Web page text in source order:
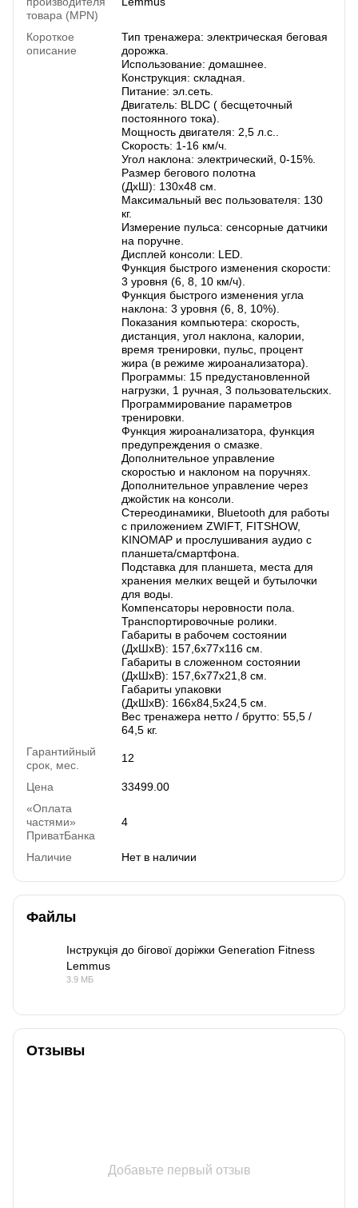
товара (MPN)
Короткое
описание
Тип тренажера: электрическая беговая
дорожка.
Использование: домашнее.
Конструкция: складная.
Питание: эл.сеть.
Двигатель: BLDC ( бесщеточный
постоянного тока).
Мощность двигателя: 2,5 л.с..
Скорость: 1-16 км/ч.
Угол наклона: электрический, 0-15%.
Размер бегового полотна
(ДхШ): 130х48 см.
Максимальный вес пользователя: 130
кг.
Измерение пульса: сенсорные датчики
на поручне.
Дисплей консоли: LED.
Функция быстрого изменения скорости:
3 уровня (6, 8, 10 км/ч).
Функция быстрого изменения угла
наклона: 3 уровня (6, 8, 10%).
Показания компьютера: скорость,
дистанция, угол наклона, калории,
время тренировки, пульс, процент
жира (в режиме жироанализатора).
Программы: 15 предустановленной
нагрузки, 1 ручная, 3 пользовательских.
Программирование параметров
тренировки.
Функция жироанализатора, функция
предупреждения о смазке.
Дополнительное управление
скоростью и наклоном на поручнях.
Дополнительное управление через
джойстик на консоли.
Стереодинамики, Bluetooth для работы
с приложением ZWIFT, FITSHOW,
KINOMAP и прослушивания аудио с
планшета/смартфона.
Подставка для планшета, места для
хранения мелких вещей и бутылочки
для воды.
Компенсаторы неровности пола.
Транспортировочные ролики.
Габариты в рабочем состоянии
(ДхШхВ): 157,6х77х116 см.
Габариты в сложенном состоянии
(ДхШхВ): 157,6х77х21,8 см.
Габариты упаковки
(ДхШхВ): 166х84,5х24,5 см.
Вес тренажера нетто / брутто: 55,5 /
64,5 кг.
Гарантийный
срок, мес.
12
Цена
33499.00
«Оплата
частями»
ПриватБанка
4
Наличие Нет в наличии
Файлы
Інструкція до бігової доріжки Generation Fitness
Lemmus
3.9 МБ
Отзывы
Добавьте первый отзыв